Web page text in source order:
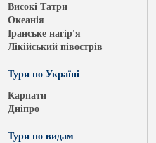
Високі Татри
Океанія
Іранське нагір'я
Лікійський півострів
Тури по Україні
Карпати
Дніпро
Тури по видам